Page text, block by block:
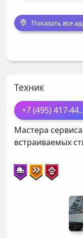
Показать все
Техник
+7 (495) 417-44
Мастера
встраиваемых